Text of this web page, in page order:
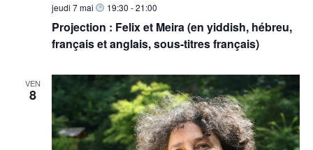
Projection : Felix et Meira (en yiddish, hébreu,
français et anglais, sous-titres français)
jeudi 7 mai 19:30 -21:00
VEN
8